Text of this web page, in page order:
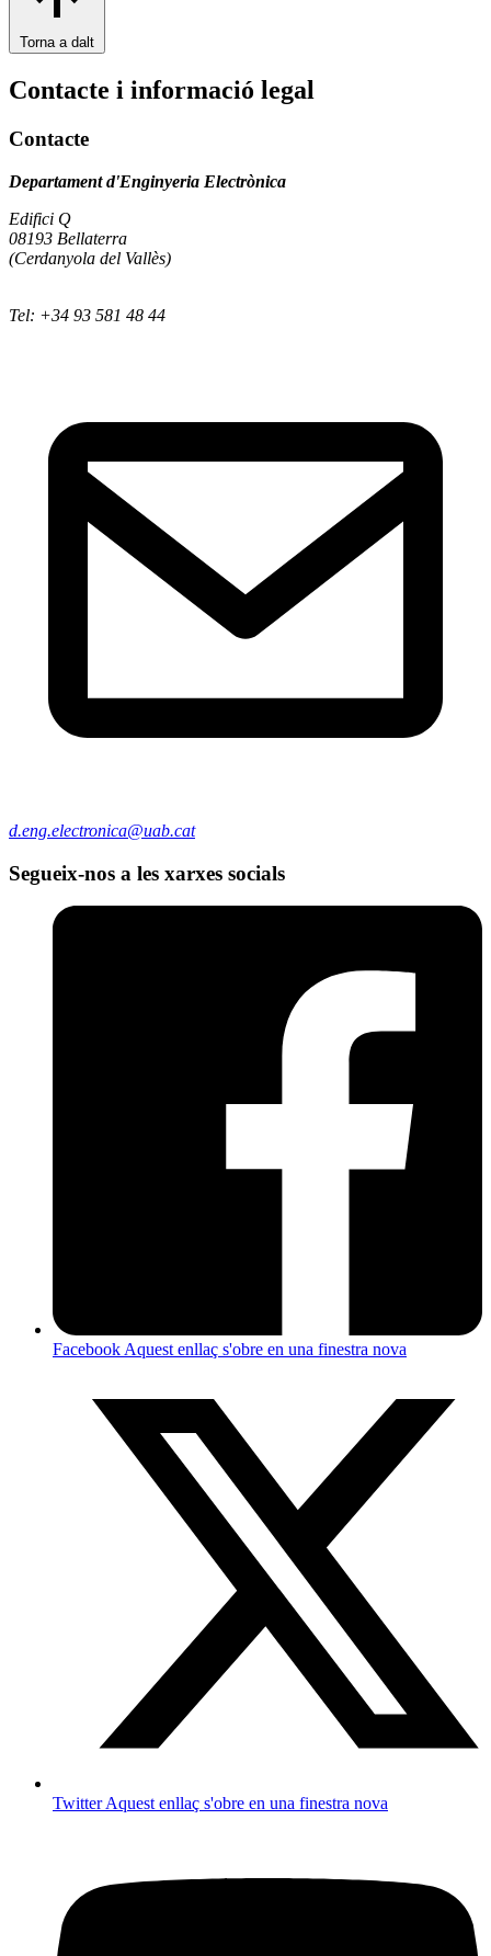
Torna a dalt
Contacte i informació legal
Contacte
Departament d'Enginyeria Electrònica
Edifici Q
08193 Bellaterra
(Cerdanyola del Vallès)
Tel: +34 93 581 48 44
d.eng.electronica@uab.cat
Segueix-nos a les xarxes socials
Facebook Aquest enllaç s'obre en una finestra nova
TwitterAquest enllaç s'obre en una finestra nova